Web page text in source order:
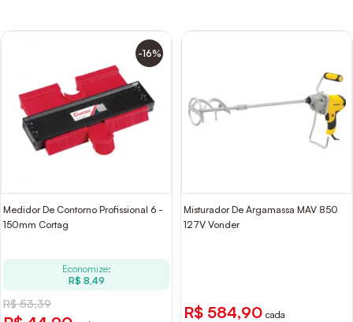
-16%
Medidor De Contorno Profissional 6 -
150mm Cortag
Economize:
R$ 8,49
R$ 53,39
Misturador De Argamassa MAV 850
127V Vonder
R$ 584,90 cada